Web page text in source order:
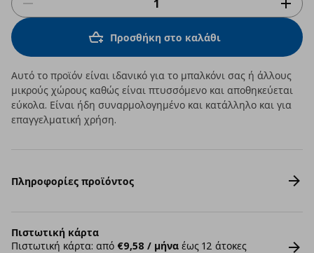
Προσθήκη στο καλάθι
Αυτό το προϊόν είναι ιδανικό για το μπαλκόνι σας ή άλλους
μικρούς χώρους καθώς είναι πτυσσόμενο και αποθηκεύεται
εύκολα. Είναι ήδη συναρμολογημένο και κατάλληλο και για
επαγγελματική χρήση.
Πληροφορίες προϊόντος
Πιστωτική κάρτα
Πιστωτική κάρτα: από €9,58 / μήνα έως 12 άτοκες